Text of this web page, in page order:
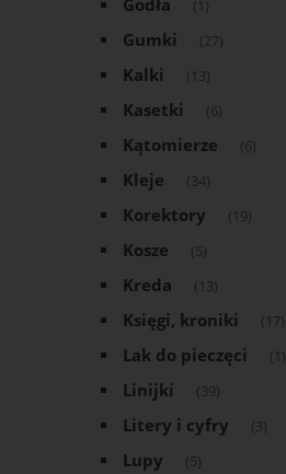
Godła (1)
Gumki (27)
Kalki (13)
Kasetki (6)
Kątomierze (6)
Kleje (34)
Korektory (19)
Kosze (5)
Kreda (13)
Księgi, kroniki (17)
Lak do pieczęci (1)
Linijki (39)
Litery i cyfry (3)
Lupy (5)